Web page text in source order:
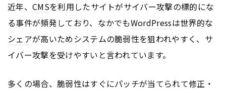
近年、 CMSを利用したサイトがサイバー攻撃の標的にな
る事件が頻発しており、なかでもWordPressは世界的な
シェアが高いためシステムの脆弱性を狙われやすく、サ
イバー攻撃を受けやすいと言われています。
多くの場合、脆弱性はすぐにパッチが当てられて修正・